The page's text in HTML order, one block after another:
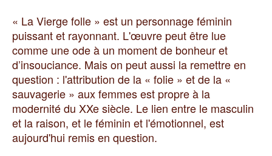
« La Vierge folle » est un personnage féminin
puissant et rayonnant. L'œuvre peut être lue
comme une ode à un moment de bonheur et
d’insouciance. Mais on peut aussi la remettre en
question : l'attribution de la « folie » et de la «
sauvagerie » aux femmes est propre à la
modernité du XXe siècle. Le lien entre le masculin
et la raison, et le féminin et l'émotionnel, est
aujourd'hui remis en question.